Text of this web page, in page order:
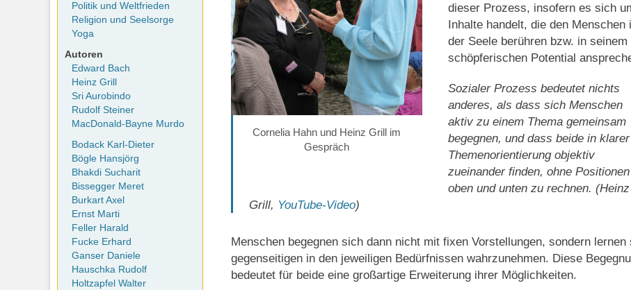
Cornelia Hahn und Heinz Grill im
Gespräch
dieser Prozess, insofern es sich
Inhalte handelt, die den Menschen
der Seele berühren bzw. in seinem
schöpferischen Potential
Sozialer Prozess bedeutet nichts
anderes, als dass sich Menschen
aktiv zu einem Thema gemeinsam
begegnen, und dass beide in klarer
Themenorientierung objektiv
zueinander finden, ohne Positionen
oben und unten zu rechnen. (Heinz
Grill, YouTube-Video)
Menschen begegnen sich dann nicht mit fixen Vorstellungen, sondern lernen
gegenseitigen in den jeweiligen Bedürfnissen wahrzunehmen. Diese
bedeutet für beide eine großartige Erweiterung ihrer Möglichkeiten.
Politik und Weltfrieden
Religion und Seelsorge
Yoga
Autoren
Edward Bach
Heinz Grill
Sri Aurobindo
Rudolf Steiner
MacDonald-Bayne Murdo
Bodack Karl-Dieter
Bögle Hansjörg
Bhakdi Sucharit
Bissegger Meret
Burkart Axel
Ernst Marti
Feller Harald
Fucke Erhard
Ganser Daniele
Hauschka Rudolf
Holtzapfel Walter